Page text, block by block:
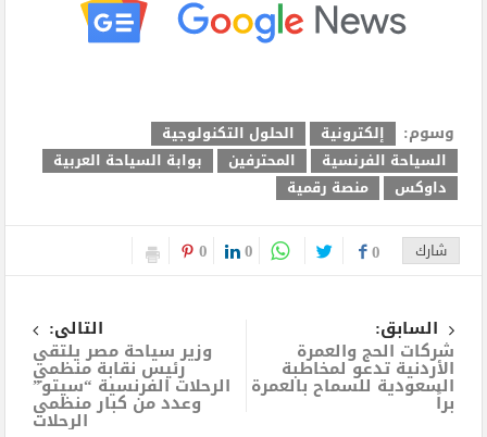
وسوم: إلكترونية
الحلول التكنولوجية
السياحة الفرنسية
المحترفين
بوابة السياحة العربية
داوكس
منصة رقمية
شارك 0
0
0
السابق:
شركات الحج والعمرة
الأردنية تدعو لمخاطبة
السعودية للسماح بالعمرة
براً
التالى:
وزير سياحة مصر يلتقي
رئيس نقابة منظمي
الرحلات الفرنسية “سيتو”
وعدد من كبار منظمي
الرحلات